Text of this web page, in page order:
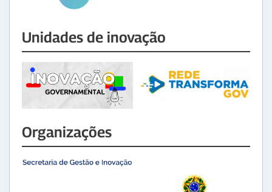
Unidades de inovação
Organizações